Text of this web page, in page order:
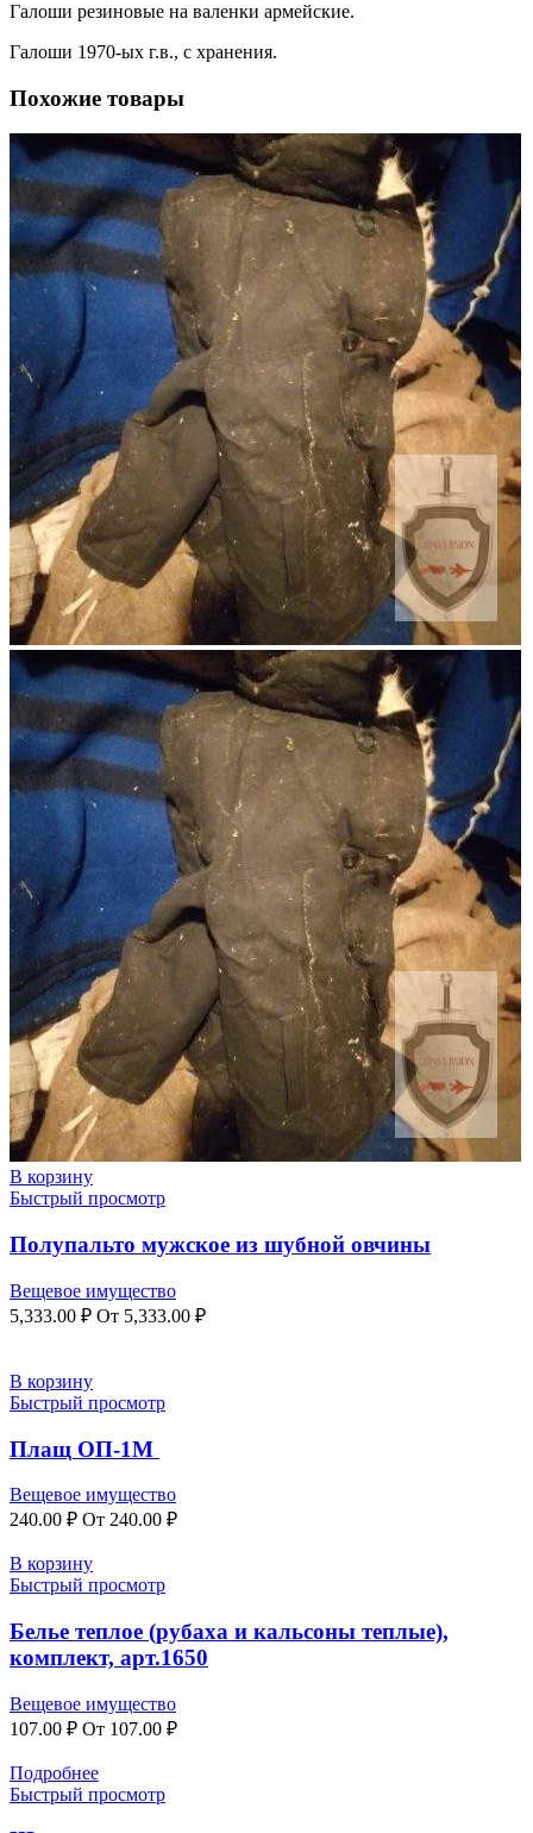
Галоши резиновые на валенки армейские.
Галоши 1970-ых г.в., с хранения.
Похожие товары
В корзину
Быстрый просмотр
Полупальто мужское из шубной овчины
Вещевое имущество
5,333.00 ₽ От 5,333.00 ₽
В корзину
Быстрый просмотр
Плащ ОП-1М
Вещевое имущество
240.00 ₽ От 240.00 ₽
В корзину
Быстрый просмотр
Белье теплое (рубаха и кальсоны теплые),
комплект, арт.1650
Вещевое имущество
107.00 ₽ От 107.00 ₽
Подробнее
Быстрый просмотр